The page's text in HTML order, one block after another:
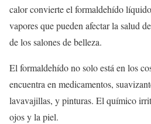
calor convierte el formaldehído
vapores que pueden afectar la salud
de los salones de belleza.
El formaldehído no solo está en los
encuentra en medicamentos,
lavavajillas, y pinturas. El químico
ojos y la piel.